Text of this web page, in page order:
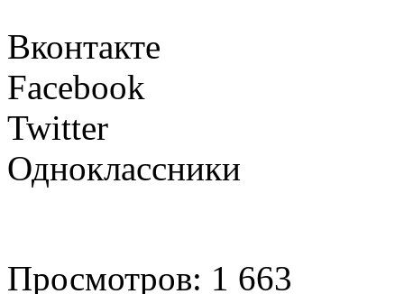
Вконтакте
Facebook
Twitter
Одноклассники
Просмотров: 1 663